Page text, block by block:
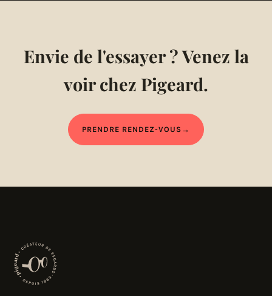
Envie de l'essayer ? Venez la
voir chez Pigeard.
PRENDRE RENDEZ-VOUS →